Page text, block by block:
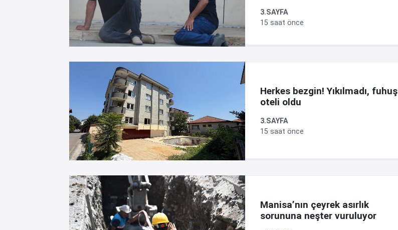
3.SAYFA
15 saat önce
Herkes bezgin! Yıkılmadı, fuhuş
oteli oldu
3.SAYFA
15 saat önce
Manisa’nın çeyrek asırlık
sorununa neşter vuruluyor